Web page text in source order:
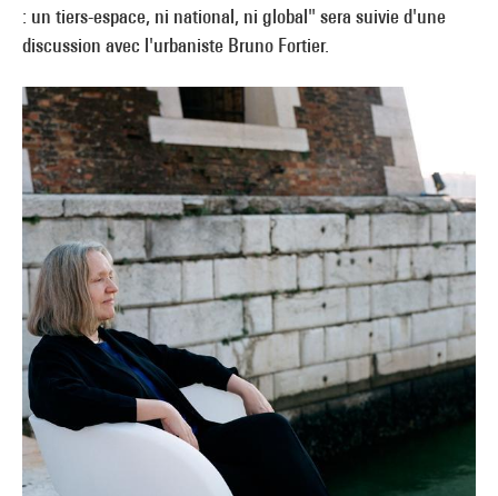
: un tiers-espace, ni national, ni global" sera suivie d'une
discussion avec l'urbaniste Bruno Fortier.